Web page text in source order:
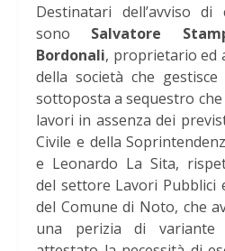
Destinatari dell’avviso di
sono Salvatore
Bordonali, proprietario ed
della società che gestisce
sottoposta a sequestro
lavori in assenza dei
Civile e della
e Leonardo La Sita,
del settore Lavori Pubblici
del Comune di Noto, che
una perizia di variante